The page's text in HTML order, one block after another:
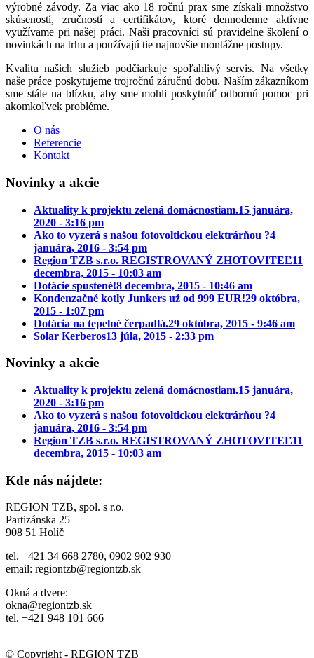
výrobné závody. Za viac ako 18 ročnú prax sme získali množstvo
skúseností, zručností a certifikátov, ktoré dennodenne aktívne
využívame pri našej práci. Naši pracovníci sú pravidelne školení o
novinkách na trhu a používajú tie najnovšie montážne postupy.
Kvalitu našich služieb podčiarkuje spoľahlivý servis. Na všetky
naše práce poskytujeme trojročnú záručnú dobu. Naším zákazníkom
sme stále na blízku, aby sme mohli poskytnúť odbornú pomoc pri
akomkoľvek probléme.
O nás
Referencie
Kontakt
Novinky a akcie
Aktuality k projektu zelená domácnostiam.15 januára,
2020 - 3:16 pm
Ako to vyzerá s našou fotovoltickou elektrárňou ?4
januára, 2016 - 3:54 pm
Region TZB s.r.o. REGISTROVANÝ ZHOTOVITEĽ11
decembra, 2015 - 10:03 am
Dotácie spustené!8 decembra, 2015 - 10:46 am
Kondenzačné kotly Junkers už od 999 EUR!29 októbra,
2015 - 1:07 pm
Dotácia na tepelné čerpadlá.29 októbra, 2015 - 9:46 am
Solar Kerberos13 júla, 2015 - 2:33 pm
Novinky a akcie
Aktuality k projektu zelená domácnostiam.15 januára,
2020 - 3:16 pm
Ako to vyzerá s našou fotovoltickou elektrárňou ?4
januára, 2016 - 3:54 pm
Region TZB s.r.o. REGISTROVANÝ ZHOTOVITEĽ11
decembra, 2015 - 10:03 am
Kde nás nájdete:
REGION TZB, spol. s r.o.
Partizánska 25
908 51 Holíč
tel. +421 34 668 2780, 0902 902 930
email: regiontzb@regiontzb.sk
Okná a dvere:
okna@regiontzb.sk
tel. +421 948 101 666
© Copyright - REGION TZB